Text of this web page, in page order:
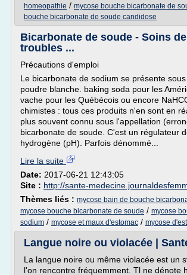
homeopathie / mycose bouche bicarbonate de
bouche bicarbonate de soude candidose
Bicarbonate de soude - Soins
troubles ...
Précautions d'emploi
Le bicarbonate de sodium se présente
poudre blanche. baking soda pour les
vache pour les Québécois ou encore
chimistes : tous ces produits n'en sont en
plus souvent connu sous l'appellation
bicarbonate de soude. C'est un régulateur
hydrogène (pH). Parfois dénommé...
Lire la suite
Date: 2017-06-21 12:43:05
Site : http://sante-
Thèmes liés : mycose bain de bouche
mycose bouche bicarbonate de soude / mycose
sodium / mycose et maux d'estomac / mycose
Langue noire ou violacée |
La langue noire ou même violacée est un
l'on rencontre fréquemment. Tl ne dénote